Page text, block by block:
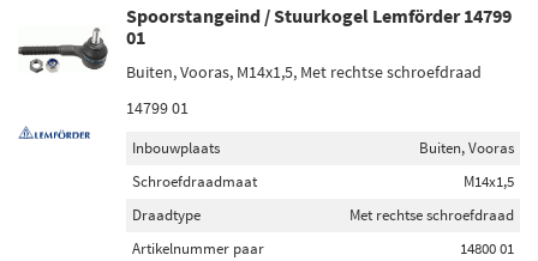
Lemförder (2)
Optimal (2)
Vaico (2)
Inbouwplaats
Spoorstangeind / Stuurkogel Lemförder 14799
01
Buiten, Vooras, M14x1,5, Met rechtse schroefdraad
14799 01
Inbouwplaats
Buiten, Vooras
Schroefdraadmaat
M14x1,5
Draadtype
Met rechtse schroefdraad
Artikelnummer paar
14800 01